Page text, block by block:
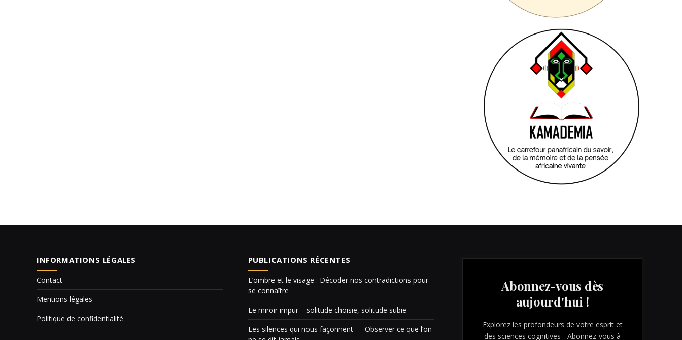
INFORMATIONS LÉGALES
Contact
Mentions légales
Politique de confidentialité
PUBLICATIONS RÉCENTES
L’ombre et le visage : Décoder nos contradictions pour
se connaître
Le miroir impur – solitude choisie, solitude subie
Les silences qui nous façonnent — Observer ce que l’on
Abonnez-vous dès
aujourd'hui !
Explorez les profondeurs de votre esprit et
des sciences cognitives - Abonnez-vous à